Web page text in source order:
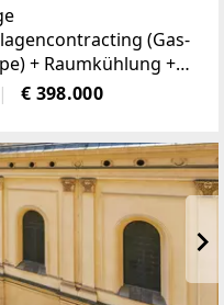
(Gas-
+ Raumkühlung +
Heimkommen!
neuwertige
€ 398.000